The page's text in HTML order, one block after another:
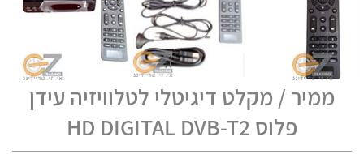
ממיר / מקלט דיגיטלי לטלוויזיה עידן
פלוס HD DIGITAL DVB-T2